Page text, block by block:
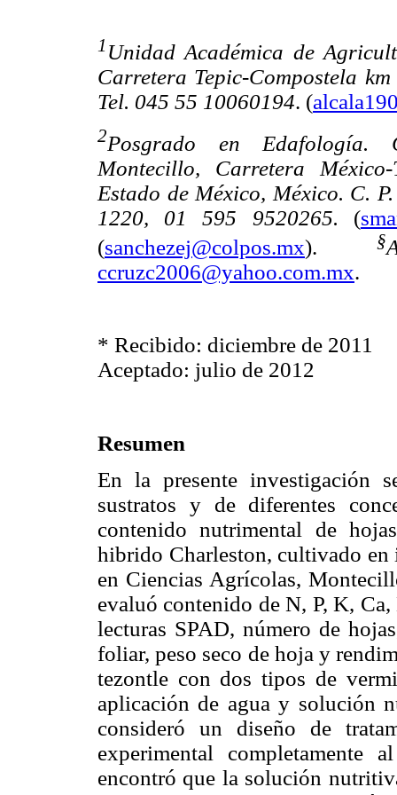
1 Unidad Académica de
Carretera Tepic-Compostela
Tel. 045 55 10060194. (
2Posgrado en Edafología.
Montecillo, Carretera
Estado de México, México. C.
1220, 01 595 9520265. (
(sanchezej@colpos.mx).§
ccruzc2006@yahoo.com.mx.
* Recibido: diciembre de 2011
Aceptado: julio de 2012
Resumen
En la presente investigación
sustratos y de diferentes
contenido nutrimental de
hibrido Charleston, cultivado en
en Ciencias Agrícolas,
evaluó contenido de N, P, K,
lecturas SPAD, número de
foliar, peso seco de hoja y
tezontle con dos tipos de
aplicación de agua y solución
consideró un diseño de
experimental completamente
encontró que la solución